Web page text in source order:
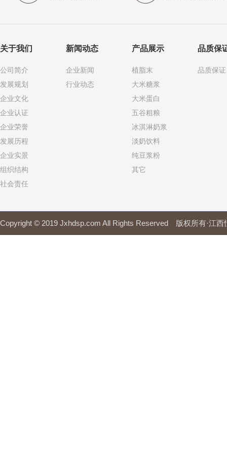
关于我们
公司简介
发展规划
企业文化
企业认证
企业荣誉
发展历程
企业实景
组织结构
社会责任
新闻动态
企业新闻
行业动态
产品展示
植脂末
大米糖浆
大米蛋白
五谷粗粮
冰淇淋奶浆
淡奶饮料
纯豆浆粉
其它
品质保
品质保证
Copyright © 2019 Jxhdsp.com All Rights Reserved 版权所有·江